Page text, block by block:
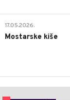
17.05.2026.
Mostarske kiše